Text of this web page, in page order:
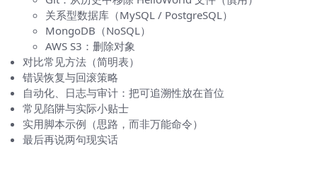
关系型数据库（MySQL / PostgreSQL）
MongoDB（NoSQL）
AWS S3：删除对象
对比常见方法（简明表）
错误恢复与回滚策略
自动化、日志与审计：把可追溯性放在首位
常见陷阱与实际小贴士
实用脚本示例（思路，而非万能命令）
最后再说两句现实话